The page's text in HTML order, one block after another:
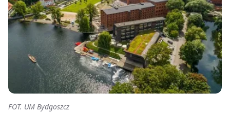
FOT. UM Bydgoszcz